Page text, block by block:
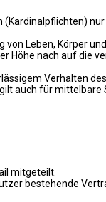
Leben, Körper
Höhe nach auf die
Verhalten
auch für
mitgeteilt.
bestehende